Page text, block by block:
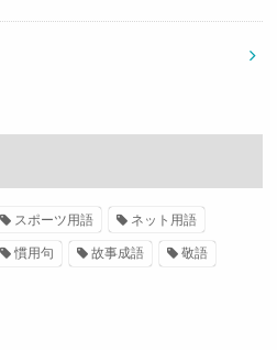
スポーツ用語 ネット用語
慣用句 故事成語 敬語